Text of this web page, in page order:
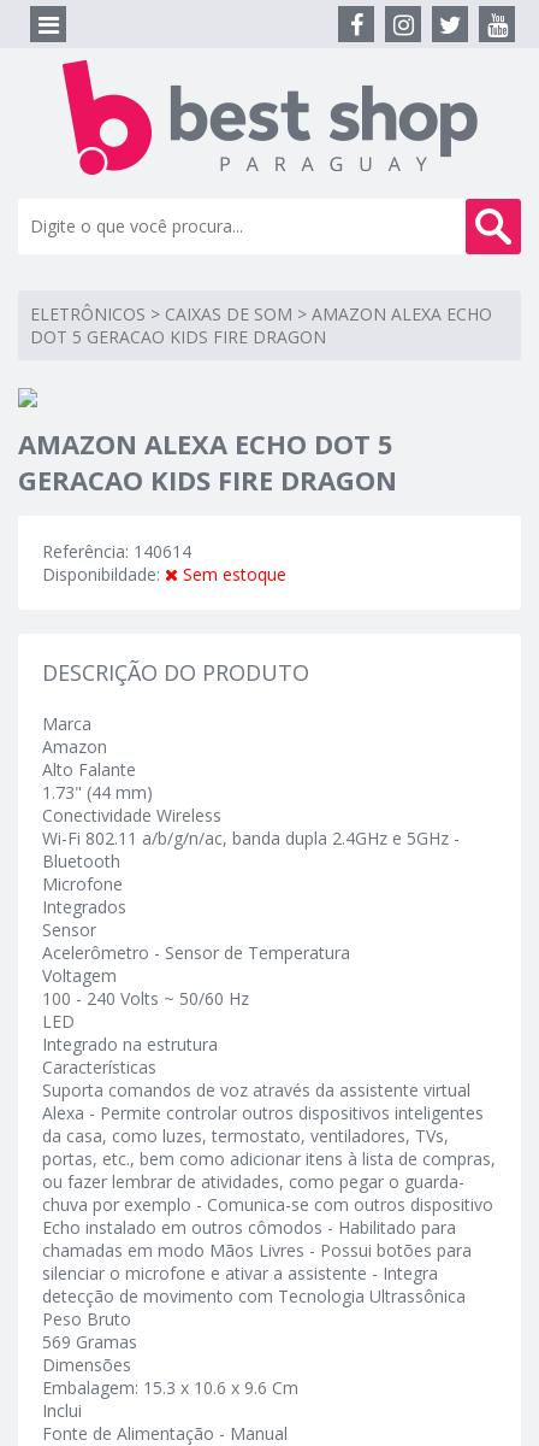
ELETRÔNICOS > CAIXAS DE SOM > AMAZON ALEXA ECHO
DOT 5 GERACAO KIDS FIRE DRAGON
AMAZON ALEXA ECHO DOT 5
GERACAO KIDS FIRE DRAGON
Referência: 140614
Disponibildade:
Sem estoque
DESCRIÇÃO DO PRODUTO
Marca
Amazon
Alto Falante
1.73" (44 mm)
Conectividade Wireless
Wi-Fi 802.11 a/b/g/n/ac, banda dupla 2.4GHz e 5GHz -
Bluetooth
Microfone
Integrados
Sensor
Acelerômetro - Sensor de Temperatura
Voltagem
100 - 240 Volts ~ 50/60 Hz
LED
Integrado na estrutura
Características
Suporta comandos de voz através da assistente virtual
Alexa - Permite controlar outros dispositivos inteligentes
da casa, como luzes, termostato, ventiladores, TVs,
portas, etc., bem como adicionar itens à lista de compras,
ou fazer lembrar de atividades, como pegar o guarda-
chuva por exemplo - Comunica-se com outros dispositivo
Echo instalado em outros cômodos - Habilitado para
chamadas em modo Mãos Livres - Possui botões para
silenciar o microfone e ativar a assistente - Integra
detecção de movimento com Tecnologia Ultrassônica
Peso Bruto
569 Gramas
Dimensões
Embalagem: 15.3 x 10.6 x 9.6 Cm
Inclui
Fonte de Alimentação - Manual